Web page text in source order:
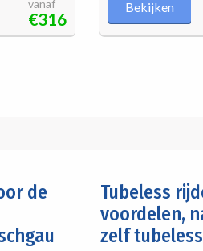
vanaf
€316
Bekijken
de
Tubeless
voordelen,
zelf